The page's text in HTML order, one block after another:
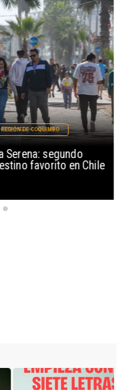
Serena: segundo
favorito en Chile
REGIÓN DE COQUIMBO